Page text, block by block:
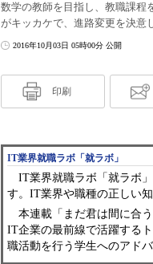
数学の教師を目指し、教職課程
がキッカケで、進路変更を決意
2016年10月03日 05時00分 公開
印刷
IT業界就職ラボ「就ラボ」
IT業界就職ラボ「就ラボ
す。IT業界や職種の正しい
本連載「まだ君は間に合う
IT企業の最前線で活躍する
職活動を行う学生へのアド